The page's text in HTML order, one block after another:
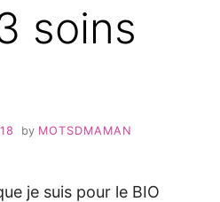
soins
by MOTSDMAMAN
je suis pour le BIO